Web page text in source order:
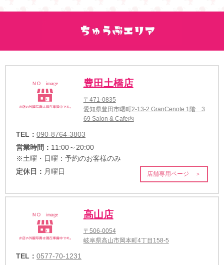
豊田土橋店
〒471-0835
愛知県豊田市曙町2-13-2 GranCenote 1階 3
69 Salon & Cafe内
TEL： 090-8764-3803
営業時間： 11:00～20:00
※土曜・日曜：予約のお客様のみ
定休日： 月曜日 店舗専用ページ ＞
高山店
〒506-0054
岐阜県高山市岡本町4丁目158-5
TEL： 0577-70-1231